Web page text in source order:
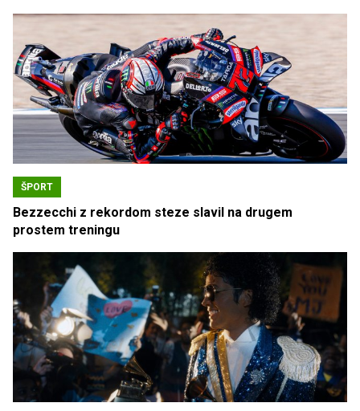
ŠPORT
Bezzecchi z rekordom steze slavil na drugem
prostem treningu